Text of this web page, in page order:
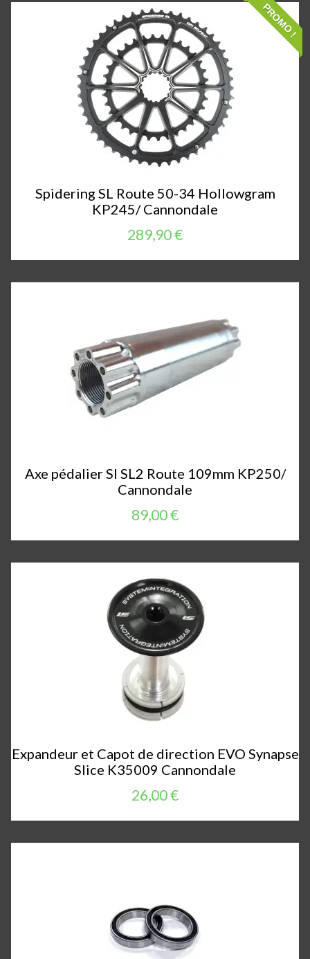
PROMO !
Spidering SL Route 50-34 Hollowgram
KP245/ Cannondale
289,90 €
Axe pédalier SI SL2 Route 109mm KP250/
Cannondale
89,00 €
Expandeur et Capot de direction EVO Synapse
Slice K35009 Cannondale
26,00 €